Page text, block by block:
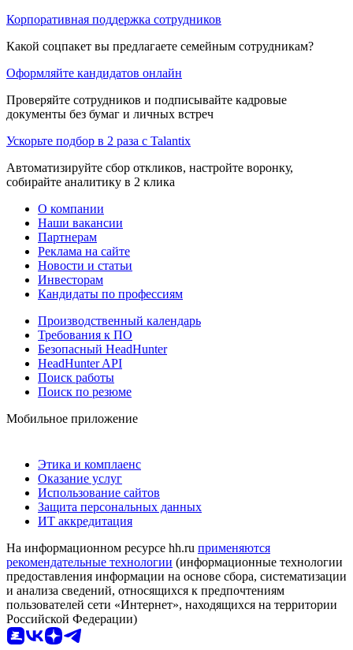
Корпоративная поддержка сотрудников
Какой соцпакет вы предлагаете семейным сотрудникам?
Оформляйте кандидатов онлайн
Проверяйте сотрудников и подписывайте кадровые
документы без бумаг и личных встреч
Ускорьте подбор в 2 раза с Talantix
Автоматизируйте сбор откликов, настройте воронку,
собирайте аналитику в 2 клика
О компании
Наши вакансии
Партнерам
Реклама на сайте
Новости и статьи
Инвесторам
Кандидаты по профессиям
Производственный календарь
Требования к ПО
Безопасный HeadHunter
HeadHunter API
Поиск работы
Поиск по резюме
Мобильное приложение
Этика и комплаенс
Оказание услуг
Использование сайтов
Защита персональных данных
ИТ аккредитация
На информационном ресурсе hh.ru применяются
рекомендательные технологии (информационные технологии
предоставления информации на основе сбора, систематизации
и анализа сведений, относящихся к предпочтениям
пользователей сети «Интернет», находящихся на территории
Российской Федерации)